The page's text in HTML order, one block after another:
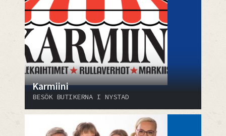
Karmiini
BESÖK BUTIKERNA I NYSTAD